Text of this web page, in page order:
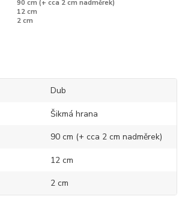
90 cm (+ cca 2 cm nadměrek)
12 cm
2 cm
Dub
Šikmá hrana
90 cm (+ cca 2 cm nadměrek)
12 cm
2 cm